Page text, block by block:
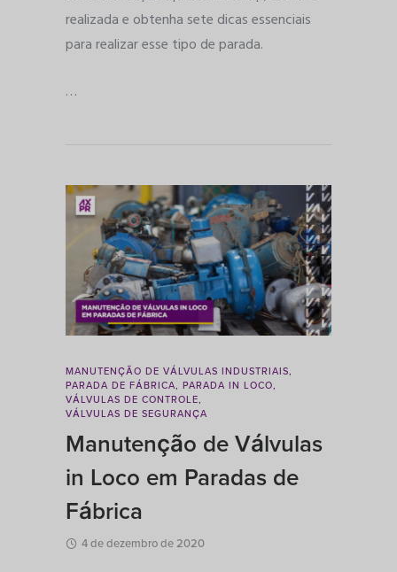
realizada e obtenha sete dicas essenciais
para realizar esse tipo de parada.
…
MANUTENÇÃO DE VÁLVULAS INDUSTRIAIS,
PARADA DE FÁBRICA, PARADA IN LOCO,
VÁLVULAS DE CONTROLE,
VÁLVULAS DE SEGURANÇA
Manutenção de Válvulas
in Loco em Paradas de
Fábrica
4 de dezembro de 2020